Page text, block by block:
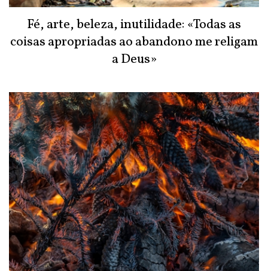
Fé, arte, beleza, inutilidade: «Todas as
coisas apropriadas ao abandono me religam
a Deus»